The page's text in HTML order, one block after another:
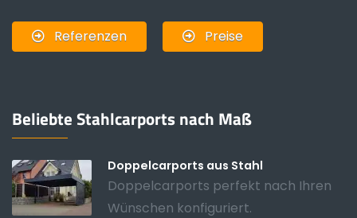
Referenzen Preise
Beliebte Stahlcarports nach Maß
Doppelcarports aus Stahl
Doppelcarports perfekt nach Ihren
Wünschen konfiguriert.